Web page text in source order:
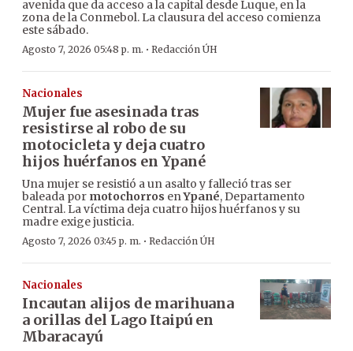
avenida que da acceso a la capital desde Luque, en la
zona de la Conmebol. La clausura del acceso comienza
este sábado.
Agosto 7, 2026 05:48 p. m. · Redacción ÚH
Nacionales
Mujer fue asesinada tras
resistirse al robo de su
motocicleta y deja cuatro
hijos huérfanos en Ypané
Una mujer se resistió a un asalto y falleció tras ser
baleada por motochorros enYpané, Departamento
Central. La víctima deja cuatro hijos huérfanos y su
madre exige justicia.
Agosto 7, 2026 03:45 p. m. · Redacción ÚH
Nacionales
Incautan alijos de marihuana
a orillas del Lago Itaipú en
Mbaracayú